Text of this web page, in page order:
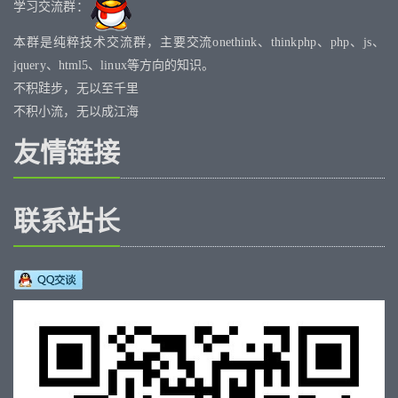
学习交流群：
本群是纯粹技术交流群，主要交流onethink、thinkphp、php、js、
jquery、html5、linux等方向的知识。
不积跬步，无以至千里
不积小流，无以成江海
友情链接
联系站长